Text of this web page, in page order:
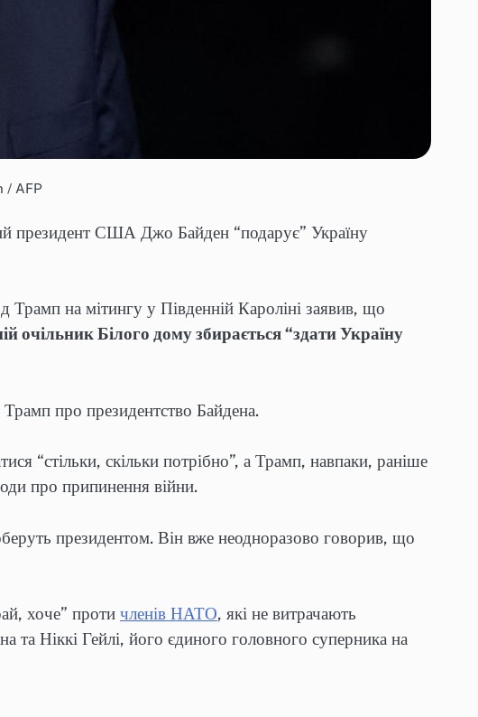
/ AFP
президент США Джо Байден “подарує” Україну
на мітингу у Південній Кароліні заявив, що
очільник Білого дому збирається “здати Україну
Трамп про президентство Байдена.
“стільки, скільки потрібно”, а Трамп, навпаки, раніше
про припинення війни.
президентом. Він вже неодноразово говорив, що
хоче” проти членів НАТО, які не витрачають
Ніккі Гейлі, його єдиного головного суперника на